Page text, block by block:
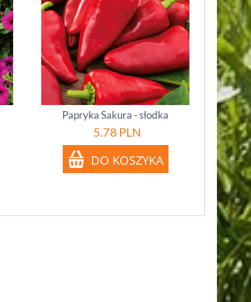
Papryka Sakura - słodka
5.78 PLN